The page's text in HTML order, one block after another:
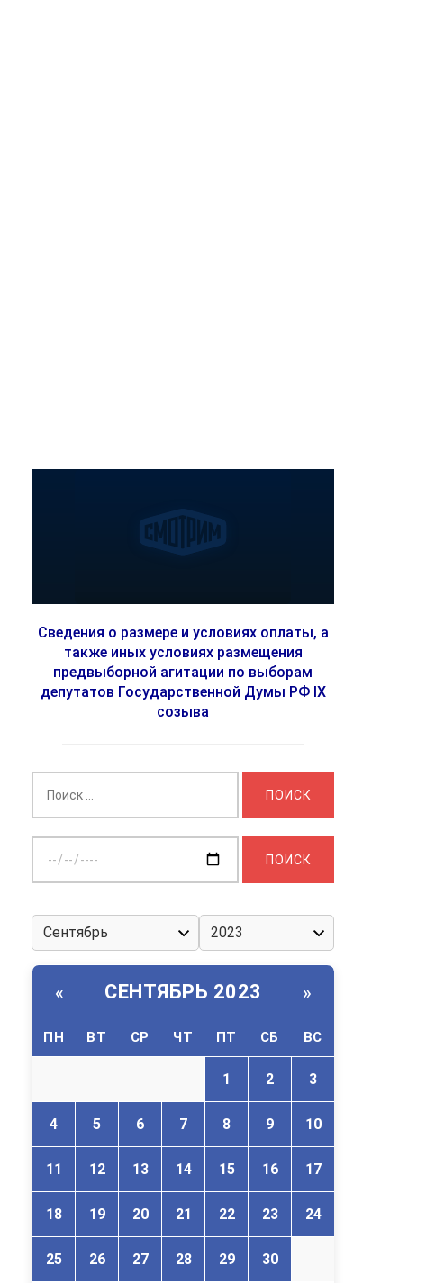
Сведения о размере и условиях оплаты, а
также иных условиях размещения
предвыборной агитации по выборам
депутатов Государственной Думы РФ IX
созыва
дату:
« СЕНТЯБРЬ 2023 »
ПН ВТ СР ЧТ ПТ СБ ВС
1 2 3
4 5 6 7 8 9 10
11 12 13 14 15 16 17
18 19 20 21 22 23 24
25 26 27 28 29 30